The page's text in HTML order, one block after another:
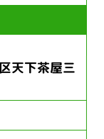
天下茶屋三